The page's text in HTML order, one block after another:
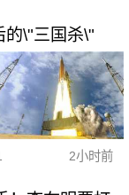
的\"三国杀\"
2小时前